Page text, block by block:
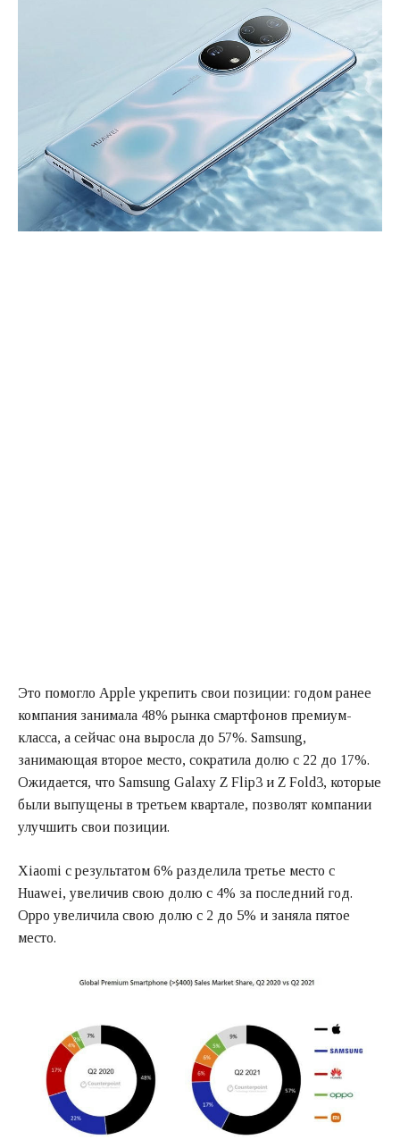
Это помогло Apple укрепить свои позиции: годом ранее
компания занимала 48% рынка смартфонов премиум-
класса, а сейчас она выросла до 57%. Samsung,
занимающая второе место, сократила долю с 22 до 17%.
Ожидается, что Samsung Galaxy Z Flip3 и Z Fold3, которые
были выпущены в третьем квартале, позволят компании
улучшить свои позиции.
Xiaomi с результатом 6% разделила третье место с
Huawei, увеличив свою долю с 4% за последний год.
Oppo увеличила свою долю с 2 до 5% и заняла пятое
место.